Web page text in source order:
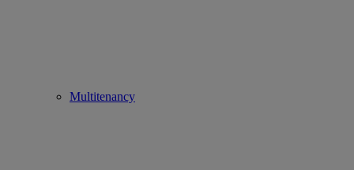
Multitenancy